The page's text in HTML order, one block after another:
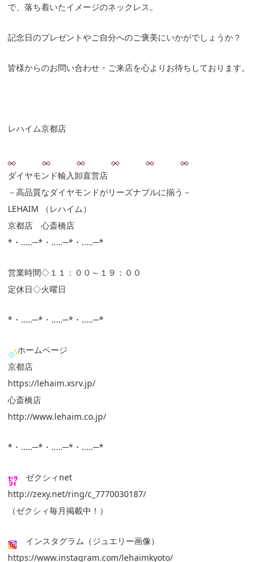
で、落ち着いたイメージのネックレス。
記念日のプレゼントやご自分へのご褒美にいかがでしょうか？
皆様からのお問い合わせ・ご来店を心よりお待ちしております。
レハイム京都店
ダイヤモンド輸入卸直営店
－高品質なダイヤモンドがリーズナブルに揃う－
LEHAIM （レハイム）
京都店 心斎橋店
*・‥…─*・‥…─*・‥…─*
営業時間◇１１：００～１９：００
定休日◇火曜日
*・‥…─*・‥…─*・‥…─*
ホームページ
京都店
https://lehaim.xsrv.jp/
心斎橋店
http://www.lehaim.co.jp/
*・‥…─*・‥…─*・‥…─*
ゼクシィnet
http://zexy.net/ring/c_7770030187/
（ゼクシィ毎月掲載中！）
インスタグラム（ジュエリー画像）
https://www.instagram.com/lehaimkyoto/